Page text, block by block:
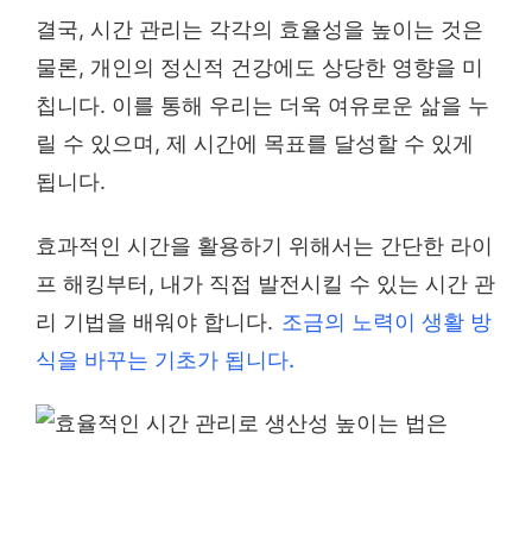
결국, 시간 관리는 각각의 효율성을 높이는 것은
물론, 개인의 정신적 건강에도 상당한 영향을 미
칩니다. 이를 통해 우리는 더욱 여유로운 삶을 누
릴 수 있으며, 제 시간에 목표를 달성할 수 있게
됩니다.
효과적인 시간을 활용하기 위해서는 간단한 라이
프 해킹부터, 내가 직접 발전시킬 수 있는 시간 관
리 기법을 배워야 합니다. 조금의 노력이 생활 방
식을 바꾸는 기초가 됩니다.